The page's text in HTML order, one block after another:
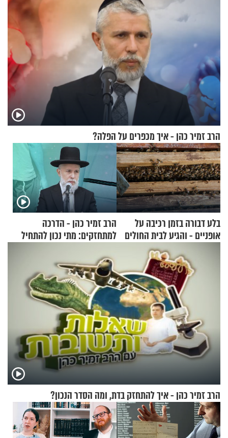
הרב זמיר כהן - איך מכפרים על הפלה?
בלע דבורה בזמן רכיבה על
אופניים - והגיע לבית החולים
במצב מסכן חיים
הרב זמיר כהן - הדרכה
למתחזקים: מתי נכון להתחיל
הרב זמיר כהן - איך להתחזק בדת, ומה הסדר הנכון?